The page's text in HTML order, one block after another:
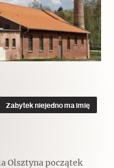
Zabytek niejedno ma imię
Olsztyna początek